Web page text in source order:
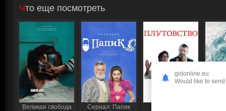
Что еще посмотреть
Великая свобода Сериал: Папик
gidonline.eu
Would like to